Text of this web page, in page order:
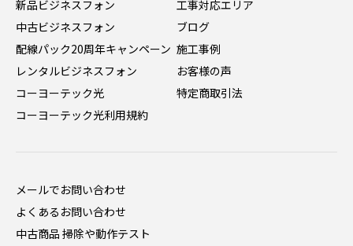
新品ビジネスフォン
中古ビジネスフォン
配線パック20周年キャンペーン
レンタルビジネスフォン
コーヨーテック光
コーヨーテック光利用規約
工事対応エリア
ブログ
施工事例
お客様の声
特定商取引法
メールでお問い合わせ
よくあるお問い合わせ
中古商品 掃除や動作テスト